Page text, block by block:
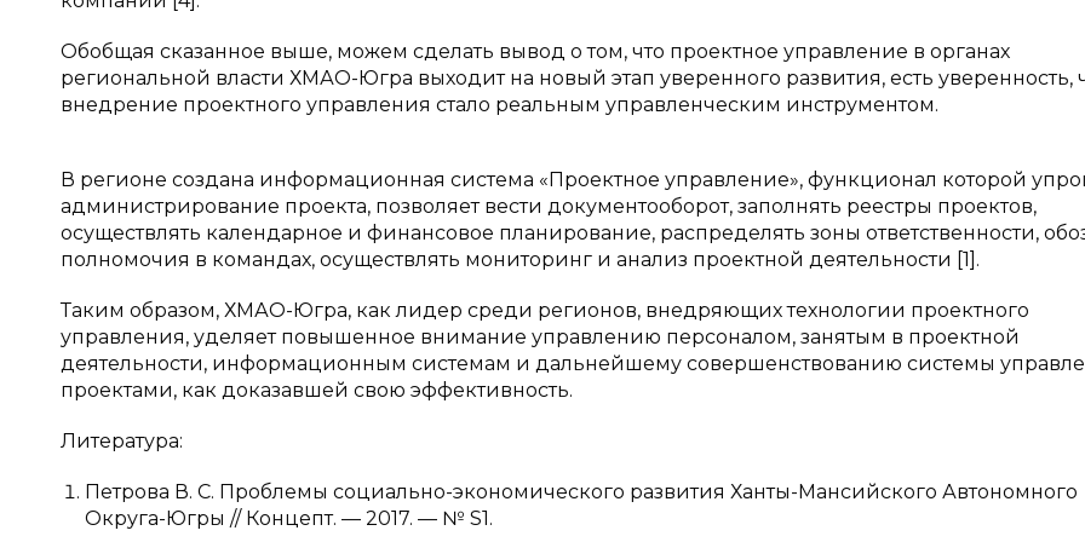
Обобщая сказанное выше, можем сделать вывод о том, что проектное управление в органах
региональной власти ХМАО-Югра выходит на новый этап уверенного развития, есть уверенность,
внедрение проектного управления стало реальным управленческим инструментом.
В регионе создана информационная система «Проектное управление», функционал которой
администрирование проекта, позволяет вести документооборот, заполнять реестры проектов,
осуществлять календарное и финансовое планирование, распределять зоны ответственности,
полномочия в командах, осуществлять мониторинг и анализ проектной деятельности [1].
Таким образом, ХМАО-Югра, как лидер среди регионов, внедряющих технологии проектного
управления, уделяет повышенное внимание управлению персоналом, занятым в проектной
деятельности, информационным системам и дальнейшему совершенствованию системы
проектами, как доказавшей свою эффективность.
Литература:
Петрова В. С. Проблемы социально-экономического развития Ханты-Мансийского Автономного
Округа-Югры // Концепт. — 2017. — № S1.